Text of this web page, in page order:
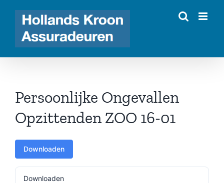
inhoud
Persoonlijke Ongevallen
Opzittenden ZOO 16-01
Downloaden
Downloaden